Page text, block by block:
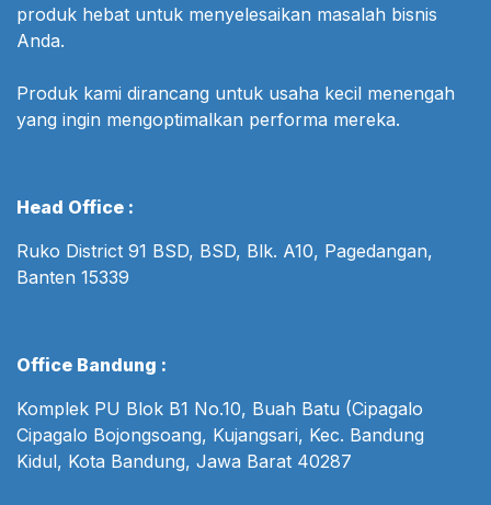
produk hebat untuk menyelesaikan masalah bisnis
Anda.
Produk kami dirancang untuk usaha kecil menengah
yang ingin mengoptimalkan performa mereka.
Head Office :
Ruko District 91 BSD, BSD, Blk. A10, Pagedangan,
Banten 15339
Office Bandung :
Komplek PU Blok B1 No.10, Buah Batu (Cipagalo
Cipagalo Bojongsoang, Kujangsari, Kec. Bandung
Kidul, Kota Bandung, Jawa Barat 40287